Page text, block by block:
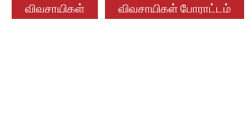
விவசாயிகள் விவசாயிகள் போராட்டம்